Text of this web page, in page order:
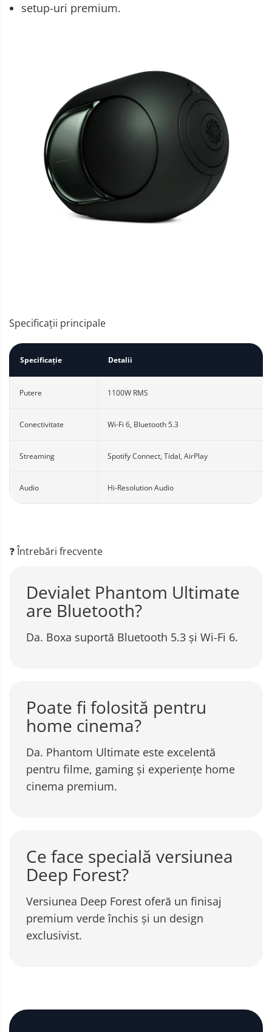
setup-uri premium.
Specificații principale
Specificație Detalii
Putere 1100W RMS
Conectivitate Wi-Fi 6, Bluetooth 5.3
Streaming Spotify Connect, Tidal, AirPlay
Audio Hi-Resolution Audio
❓ Întrebări frecvente
Devialet Phantom Ultimate
are Bluetooth?
Da. Boxa suportă Bluetooth 5.3 și Wi-Fi 6.
Poate fi folosită pentru
home cinema?
Da. Phantom Ultimate este excelentă
pentru filme, gaming și experiențe home
cinema premium.
Ce face specială versiunea
Deep Forest?
Versiunea Deep Forest oferă un finisaj
premium verde închis și un design
exclusivist.